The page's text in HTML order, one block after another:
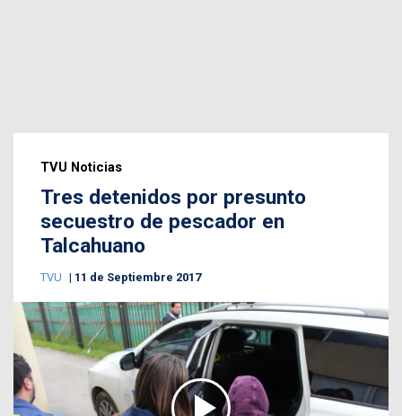
TVU Noticias
Tres detenidos por presunto
secuestro de pescador en
Talcahuano
TVU 11 de Septiembre 2017